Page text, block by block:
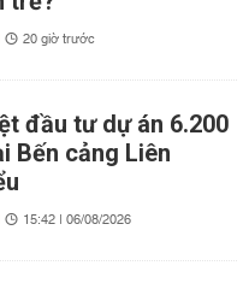
20 giờ trước
đầu tư dự án 6.200
Bến cảng Liên
15:42 | 06/08/2026